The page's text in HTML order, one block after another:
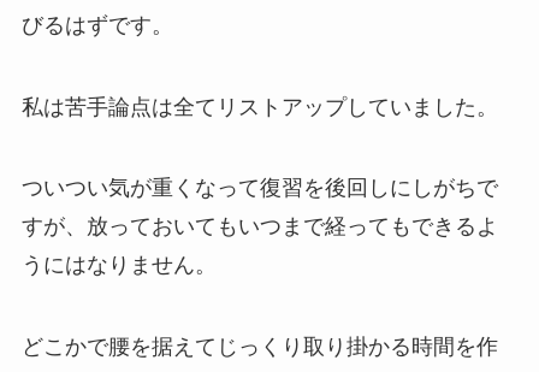
びるはずです。
私は苦手論点は全てリストアップしていました。
ついつい気が重くなって復習を後回しにしがちで
すが、放っておいてもいつまで経ってもできるよ
うにはなりません。
どこかで腰を据えてじっくり取り掛かる時間を作